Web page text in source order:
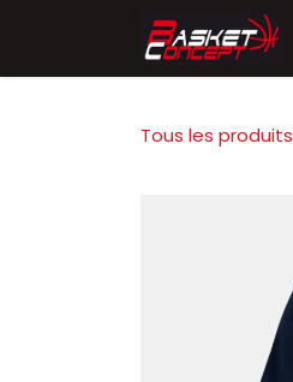
Tous les produits